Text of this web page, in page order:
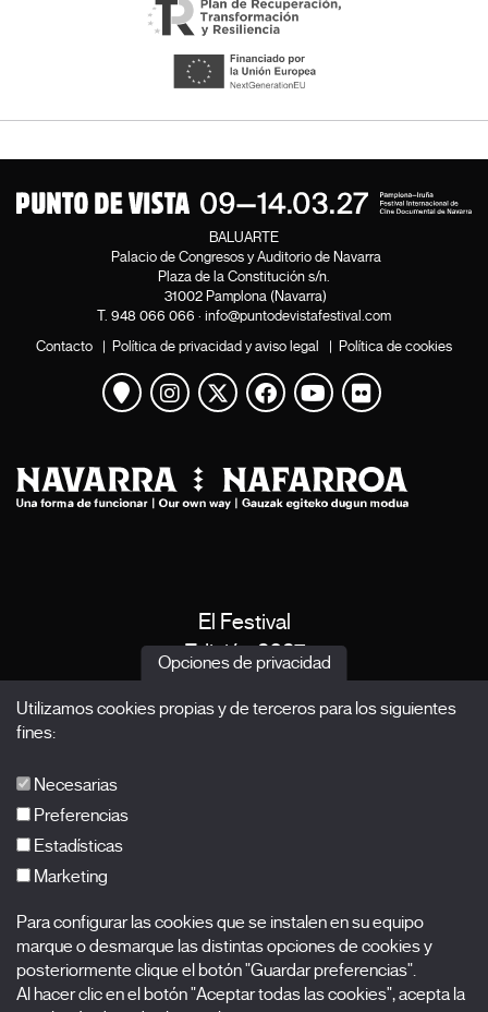
BALUARTE
Palacio de Congresos y Auditorio de Navarra
Plaza de la Constitución s/n.
31002 Pamplona (Navarra)
T. 948 066 066 · info@puntodevistafestival.com
Contacto | Política de privacidad y aviso legal | Política de cookies
Ver mapa
Instagram
Twitter
Facebook
Youtube
Flickr
El Festival
Edición 2027
Acreditaciones
Nombre
Apellidos
Opciones de privacidad
Utilizamos cookies propias y de terceros para los siguientes
fines:
Necesarias
Preferencias
Estadísticas
Marketing
Para configurar las cookies que se instalen en su equipo
marque o desmarque las distintas opciones de cookies y
posteriormente clique el botón "Guardar preferencias".
Al hacer clic en el botón "Aceptar todas las cookies", acepta la